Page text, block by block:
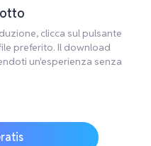
clicca sul pulsante
preferito. Il download
un'esperienza senza